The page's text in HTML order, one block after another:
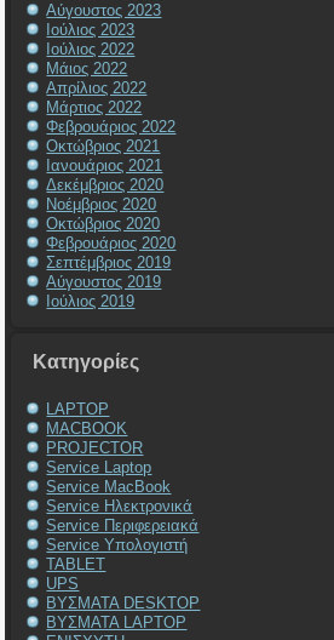
Αύγουστος 2023
Ιούλιος 2023
Ιούλιος 2022
Μάιος 2022
Απρίλιος 2022
Μάρτιος 2022
Φεβρουάριος 2022
Οκτώβριος 2021
Ιανουάριος 2021
Δεκέμβριος 2020
Νοέμβριος 2020
Οκτώβριος 2020
Φεβρουάριος 2020
Σεπτέμβριος 2019
Αύγουστος 2019
Ιούλιος 2019
Kατηγορίες
LAPTOP
MACBOOK
PROJECTOR
Service Laptop
Service MacBook
Service Ηλεκτρονικά
Service Περιφερειακά
Service Υπολογιστή
TABLET
UPS
ΒΥΣΜΑΤΑ DESKTOP
ΒΥΣΜΑΤΑ LAPTOP